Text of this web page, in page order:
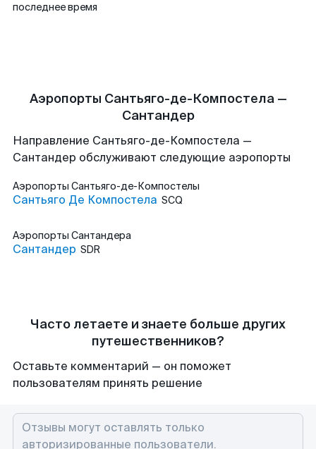
последнее время
Аэропорты Сантьяго-де-Компостела —
Сантандер
Направление Сантьяго-де-Компостела —
Сантандер обслуживают следующие аэропорты
Аэропорты Сантьяго-де-Компостелы
Сантьяго Де Компостела SCQ
Аэропорты Сантандера
Сантандер SDR
Часто летаете и знаете больше других
путешественников?
Оставьте комментарий — он поможет
пользователям принять решение